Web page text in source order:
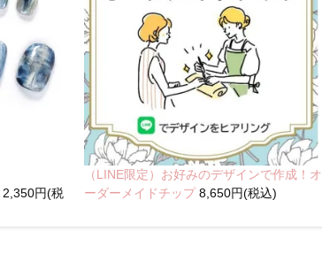
2,350円(税
（LINE限定）お好みのデザインで作成！オ
ーダーメイドチップ8,650円(税込)